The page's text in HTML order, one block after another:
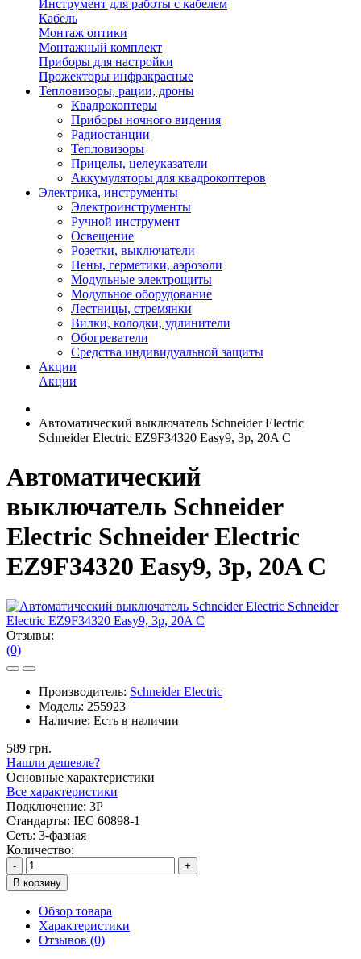
Инструмент для работы с кабелем
Кабель
Монтаж оптики
Монтажный комплект
Приборы для настройки
Прожекторы инфракрасные
Тепловизоры, рации, дроны
Квадрокоптеры
Приборы ночного видения
Радиостанции
Тепловизоры
Прицелы, целеуказатели
Аккумуляторы для квадрокоптеров
Электрика, инструменты
Электроинструменты
Ручной инструмент
Освещение
Розетки, выключатели
Пены, герметики, аэрозоли
Модульные электрощиты
Модульное оборудование
Лестницы, стремянки
Вилки, колодки, удлинители
Обогреватели
Средства индивидуальной защиты
Акции
Акции
Автоматический выключатель Schneider Electric
Schneider Electric EZ9F34320 Easy9, 3p, 20A C
Автоматический
выключатель Schneider
Electric Schneider Electric
EZ9F34320 Easy9, 3p, 20A C
Отзывы:
(0)
Производитель: Schneider Electric
Модель: 255923
Наличие: Есть в наличии
589 грн.
Нашли дешевле?
Основные характеристики
Все характеристики
Подключение: 3P
Стандарты: IEC 60898-1
Сеть: 3-фазная
Количество:
-
+
В корзину
Обзор товара
Характеристики
Отзывов (0)